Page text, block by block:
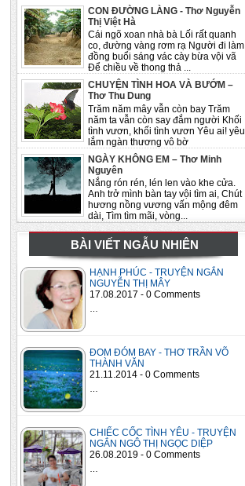
CON ĐƯỜNG LÀNG - Thơ Nguyễn
Thị Việt Hà
Cái ngõ xoan nhà bà Lối rất quanh
co, đường vàng rơm rạ Người đi làm
đồng buổi sáng vác cày bừa vội vã
Để chiều về thong thả ...
CHUYỆN TÌNH HOA VÀ BƯỚM –
Thơ Thu Dung
Trăm năm mây vẫn còn bay Trăm
năm ta vẫn còn say đắm người Khối
tình vươn, khối tình vươn Yêu ai! yêu
lắm ngàn thương vô bờ
NGÀY KHÔNG EM – Thơ Minh
Nguyên
Nắng rón rén, lén len vào khe cửa.
Anh trở mình bàn tay vội tìm ai, Chút
hương nồng vương vấn mộng đêm
dài, Tìm tìm mãi, vòng...
BÀI VIẾT NGẪU NHIÊN
HẠNH PHÚC - TRUYỆN NGẮN
NGUYỄN THỊ MÂY
17.08.2017 - 0 Comments
ĐOM ĐÓM BAY - THƠ TRẦN VÕ
THÀNH VĂN
21.11.2014 - 0 Comments
CHIẾC CỐC TÌNH YÊU - TRUYỆN
NGẮN NGÔ THỊ NGỌC DIỆP
26.08.2019 - 0 Comments